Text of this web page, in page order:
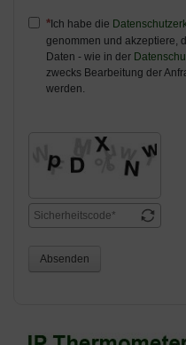
Ich habe die
genommen und akzeptiere,
Daten - wie in der
zwecks Bearbeitung der
werden.
Absenden